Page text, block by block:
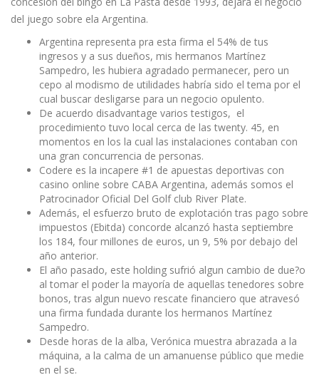
del juego sobre ela Argentina.
Argentina representa pra esta firma el 54% de tus
ingresos y a sus dueños, mis hermanos Martínez
Sampedro, les hubiera agradado permanecer, pero un
cepo al modismo de utilidades habría sido el tema por el
cual buscar desligarse para un negocio opulento.
De acuerdo disadvantage varios testigos, el
procedimiento tuvo local cerca de las twenty. 45, en
momentos en los la cual las instalaciones contaban con
una gran concurrencia de personas.
Codere es la incapere #1 de apuestas deportivas con
casino online sobre CABA Argentina, además somos el
Patrocinador Oficial Del Golf club River Plate.
Además, el esfuerzo bruto de explotación tras pago sobre
impuestos (Ebitda) concorde alcanzó hasta septiembre
los 184, four millones de euros, un 9, 5% por debajo del
año anterior.
El año pasado, este holding sufrió algun cambio de due?o
al tomar el poder la mayoría de aquellas tenedores sobre
bonos, tras algun nuevo rescate financiero que atravesó
una firma fundada durante los hermanos Martínez
Sampedro.
Desde horas de la alba, Verónica muestra abrazada a la
máquina, a la calma de un amanuense público que medie
en el se.